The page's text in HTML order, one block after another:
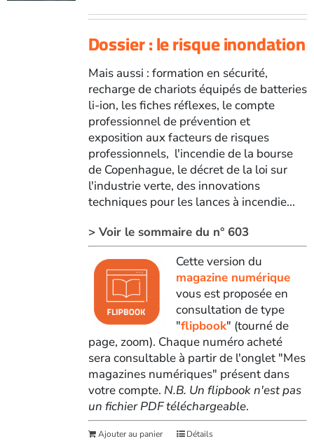
Dossier : le risque inondation
Mais aussi : formation en sécurité,
recharge de chariots équipés de batteries
li-ion, les fiches réflexes, le compte
professionnel de prévention et
exposition aux facteurs de risques
professionnels, l'incendie de la bourse
de Copenhague, le décret de la loi sur
l'industrie verte, des innovations
techniques pour les lances à incendie...
> Voir le sommaire du n° 603
Cette version du
magazine numérique
vous est proposée en
consultation de type
"flipbook" (tourné de
page, zoom). Chaque numéro acheté
sera consultable à partir de l'onglet "Mes
magazines numériques" présent dans
votre compte. N.B. Un flipbook n'est pas
un fichier PDF téléchargeable.
Ajouter au panier Détails